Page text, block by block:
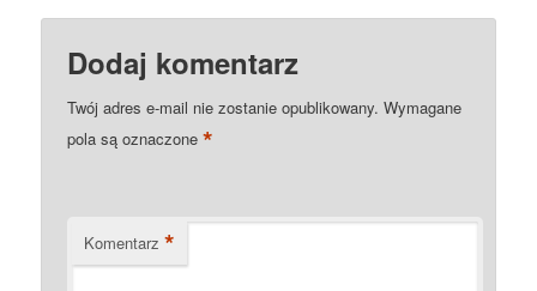
Dodaj komentarz
Twój adres e-mail nie zostanie opublikowany. Wymagane
pola są oznaczone*
Komentarz *